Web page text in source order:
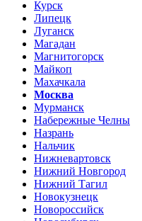
Курск
Липецк
Луганск
Магадан
Магнитогорск
Майкоп
Махачкала
Москва
Мурманск
Набережные Челны
Назрань
Нальчик
Нижневартовск
Нижний Новгород
Нижний Тагил
Новокузнецк
Новороссийск